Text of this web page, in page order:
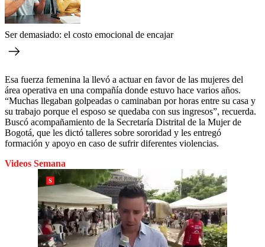
Ser demasiado: el costo emocional de encajar
Esa fuerza femenina la llevó a actuar en favor de las mujeres del
área operativa en una compañía donde estuvo hace varios años.
“Muchas llegaban golpeadas o caminaban por horas entre su casa y
su trabajo porque el esposo se quedaba con sus ingresos”, recuerda.
Buscó acompañamiento de la Secretaría Distrital de la Mujer de
Bogotá, que les dictó talleres sobre sororidad y les entregó
formación y apoyo en caso de sufrir diferentes violencias.
Videos Semana